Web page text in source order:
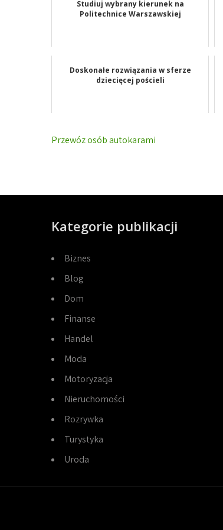
Studiuj wybrany kierunek na
Politechnice Warszawskiej
Doskonałe rozwiązania w sferze
dziecięcej pościeli
Nawigacja
Przewóz osób autokarami
Kategorie publikacji
Biznes
Blog
Dom
Finanse
Handel
Moda
Motoryzacja
Nieruchomości
Rozrywka
Turystyka
Uroda